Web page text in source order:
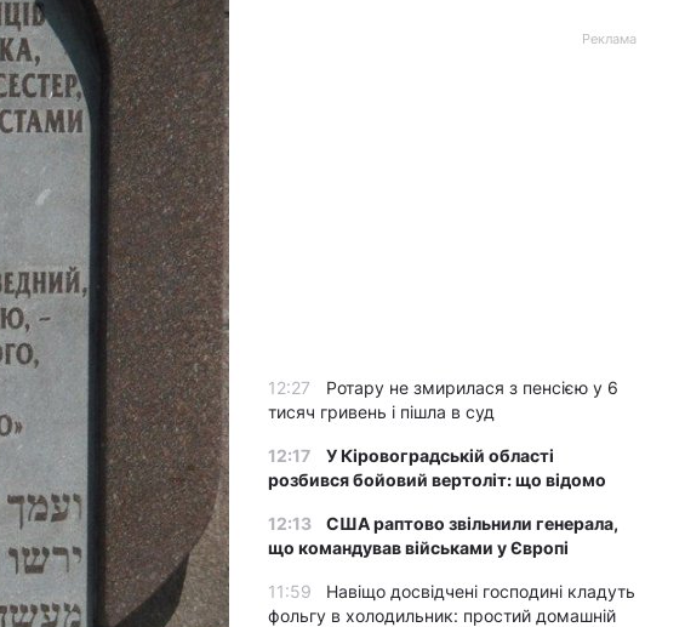
Реклама
12:27
Ротару не змирилася з пенсією у 6
тисяч гривень і пішла в суд
12:17
У Кіровоградській області
розбився бойовий вертоліт: що відомо
12:13
США раптово звільнили генерала,
що командував військами у Європі
11:59
Навіщо досвідчені господині кладуть
фольгу в холодильник: простий домашній